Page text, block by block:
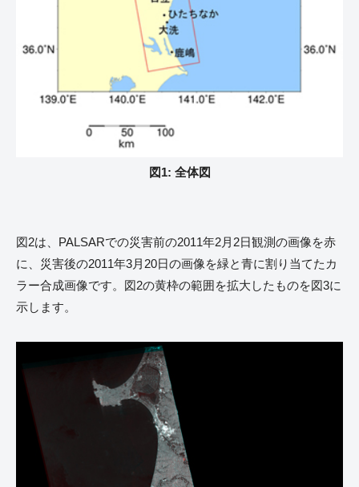
図1: 全体図
図2は、PALSARでの災害前の2011年2月2日観測の画像を赤
に、災害後の2011年3月20日の画像を緑と青に割り当てたカ
ラー合成画像です。図2の黄枠の範囲を拡大したものを図3に
示します。